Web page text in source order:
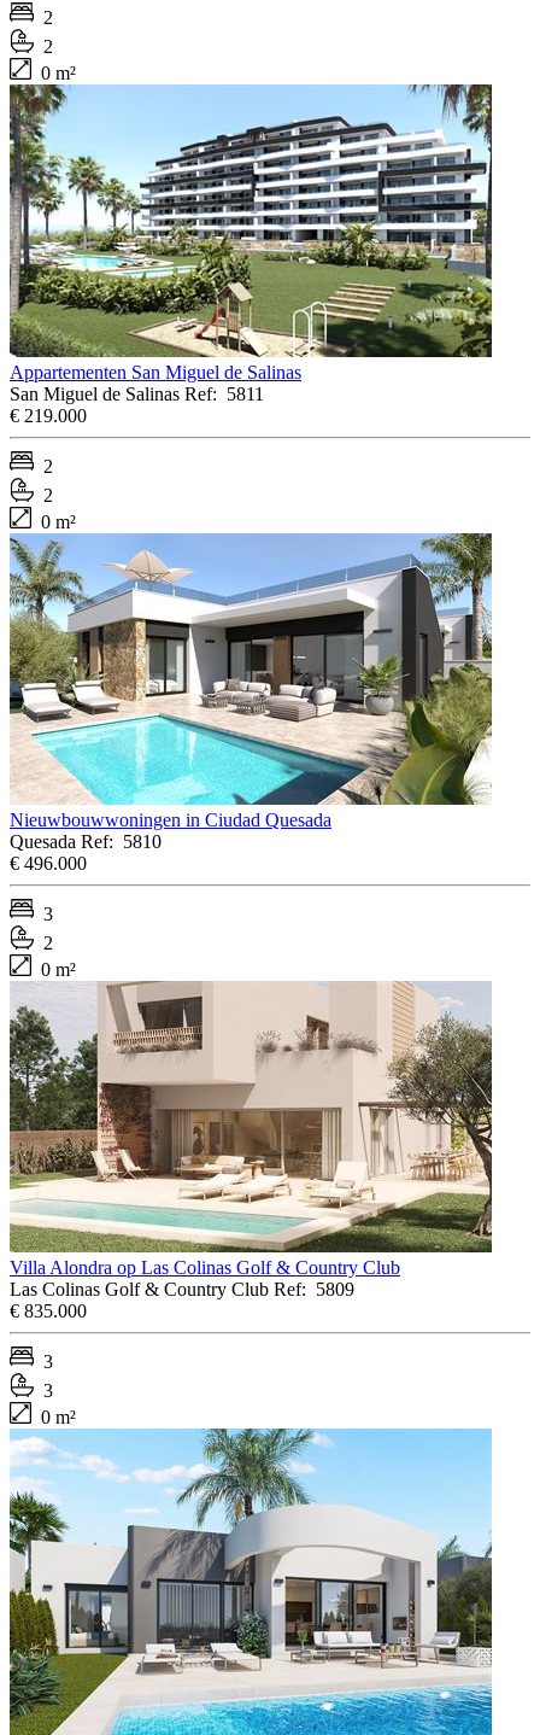
2
2
0 m²
Appartementen San Miguel de Salinas
San Miguel de Salinas Ref: 5811
€ 219.000
2
2
0 m²
Nieuwbouwwoningen in Ciudad Quesada
Quesada Ref: 5810
€ 496.000
3
2
0 m²
Villa Alondra op Las Colinas Golf & Country Club
Las Colinas Golf & Country Club Ref: 5809
€ 835.000
3
3
0 m²